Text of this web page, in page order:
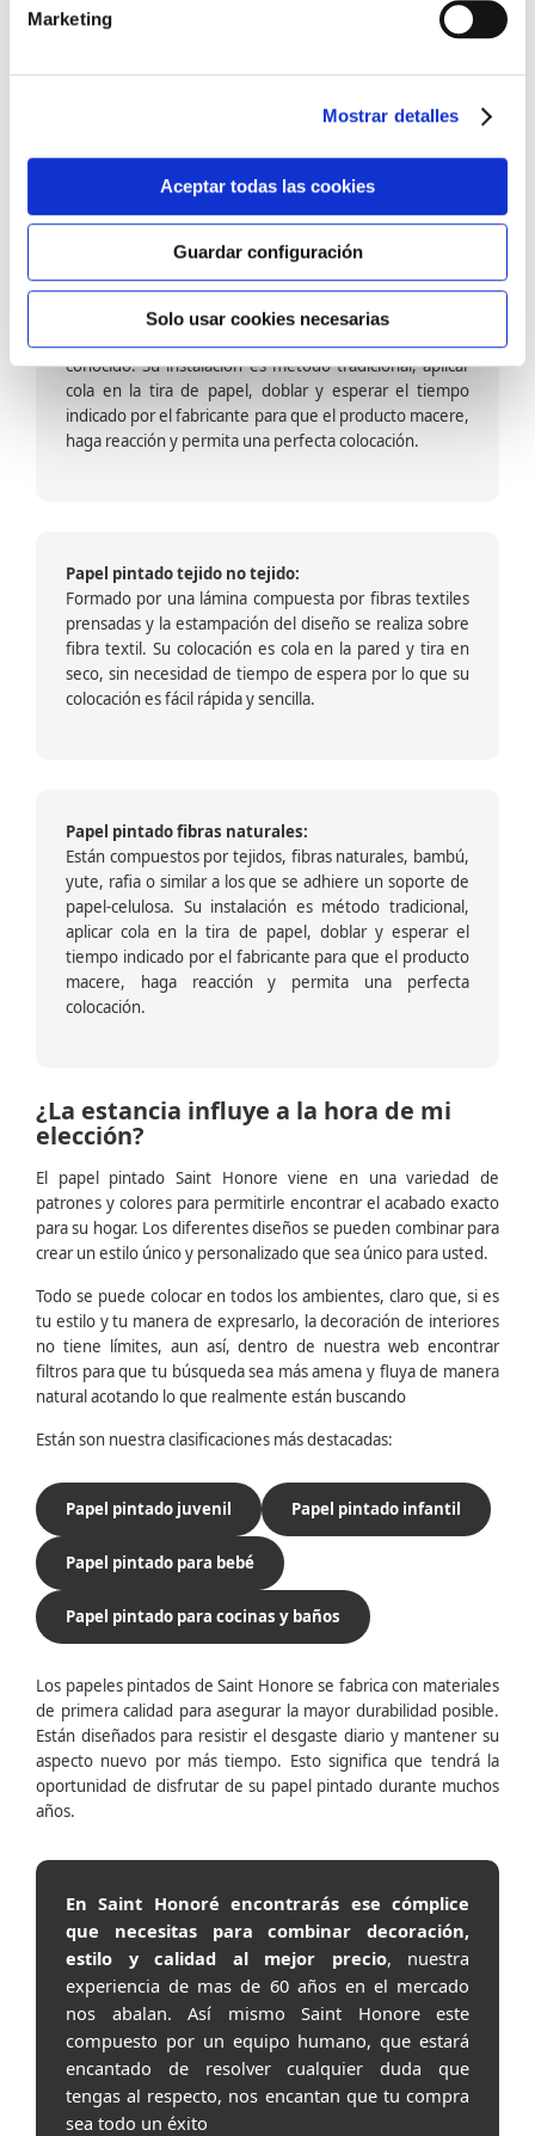
Marketing
Mostrar detalles
Aceptar todas las cookies
Guardar configuración
Solo usar cookies necesarias
barniz multiadherente en base agua. En zonas de
fuegos, se recomienda proteger con placas, silestone,
dado que el frotar en exceso dañaría el papel. Su
colocación es cola en la pared y tira en seco, sin
colocación es fácil rápida y sencilla.
Papel pintado calidad papel:
Formado por una capa de papel sobre un soporte de
conocido. Su instalación es método tradicional, aplicar
cola en la tira de papel, doblar y esperar el tiempo
indicado por el fabricante para que el producto macere,
haga reacción y permita una perfecta colocación.
Papel pintado tejido no tejido:
Formado por una lámina compuesta por fibras textiles
prensadas y la estampación del diseño se realiza sobre
fibra textil. Su colocación es cola en la pared y tira en
seco, sin necesidad de tiempo de espera por lo que su
colocación es fácil rápida y sencilla.
Papel pintado fibras naturales:
Están compuestos por tejidos, fibras naturales, bambú,
yute, rafia o similar a los que se adhiere un soporte de
papel-celulosa. Su instalación es método tradicional,
aplicar cola en la tira de papel, doblar y esperar el
tiempo indicado por el fabricante para que el producto
macere, haga reacción y permita una perfecta
colocación.
¿La estancia influye a la hora de mi
elección?
El papel pintado Saint Honore viene en una variedad de
patrones y colores para permitirle encontrar el acabado exacto
para su hogar. Los diferentes diseños se pueden combinar para
crear un estilo único y personalizado que sea único para usted.
Todo se puede colocar en todos los ambientes, claro que, si es
tu estilo y tu manera de expresarlo, la decoración de interiores
no tiene límites, aun así, dentro de nuestra web encontrar
filtros para que tu búsqueda sea más amena y fluya de manera
natural acotando lo que realmente están buscando
Están son nuestra clasificaciones más destacadas:
Papel pintado juvenil Papel pintado infantil
Papel pintado para bebé
Papel pintado para cocinas y baños
Los papeles pintados de Saint Honore se fabrica con materiales
de primera calidad para asegurar la mayor durabilidad posible.
Están diseñados para resistir el desgaste diario y mantener su
aspecto nuevo por más tiempo. Esto significa que tendrá la
oportunidad de disfrutar de su papel pintado durante muchos
años.
En Saint Honoré encontrarás ese cómplice
que necesitas para combinar decoración,
estilo y calidad al mejor precio, nuestra
experiencia de mas de 60 años en el mercado
nos abalan. Así mismo Saint Honore este
compuesto por un equipo humano, que estará
encantado de resolver cualquier duda que
tengas al respecto, nos encantan que tu compra
sea todo un éxito